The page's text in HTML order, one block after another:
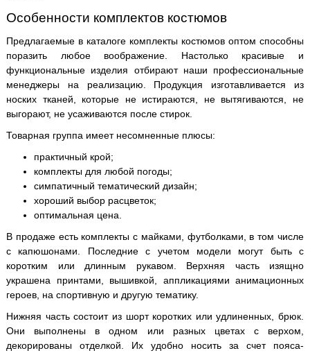
Особенности комплектов костюмов
Предлагаемые в каталоге комплекты костюмов оптом способны
поразить любое воображение. Настолько красивые и
функциональные изделия отбирают наши профессиональные
менеджеры на реализацию. Продукция изготавливается из
носких тканей, которые не истираются, не вытягиваются, не
выгорают, не усаживаются после стирок.
Товарная группа имеет несомненные плюсы:
практичный крой;
комплекты для любой погоды;
симпатичный тематический дизайн;
хороший выбор расцветок;
оптимальная цена.
В продаже есть комплекты с майками, футболками, в том числе
с капюшонами. Последние с учетом модели могут быть с
коротким или длинным рукавом. Верхняя часть изящно
украшена принтами, вышивкой, аппликациями анимационных
героев, на спортивную и другую тематику.
Нижняя часть состоит из шорт коротких или удлиненных, брюк.
Они выполнены в одном или разных цветах с верхом,
декорированы отделкой. Их удобно носить за счет пояса-